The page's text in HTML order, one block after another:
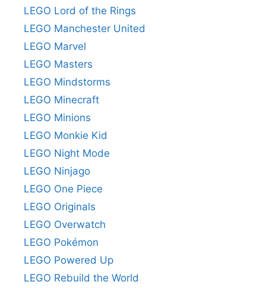
LEGO Lord of the Rings
LEGO Manchester United
LEGO Marvel
LEGO Masters
LEGO Mindstorms
LEGO Minecraft
LEGO Minions
LEGO Monkie Kid
LEGO Night Mode
LEGO Ninjago
LEGO One Piece
LEGO Originals
LEGO Overwatch
LEGO Pokémon
LEGO Powered Up
LEGO Rebuild the World